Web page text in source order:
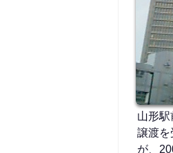
山形
譲渡を
が、